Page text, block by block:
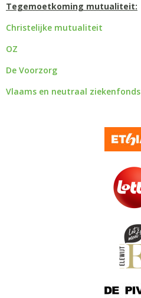
Tegemoetkoming mutualiteit:
Christelijke mutualiteit
OZ
De Voorzorg
Vlaams en neutraal ziekenfonds